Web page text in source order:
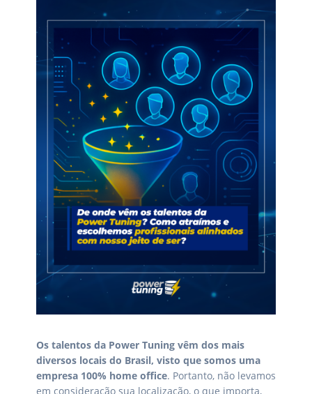
Os talentos da Power Tuning vêm dos mais
diversos locais do Brasil, visto que somos uma
empresa 100% home office. Portanto, não levamos
em consideração sua localização, o que importa,